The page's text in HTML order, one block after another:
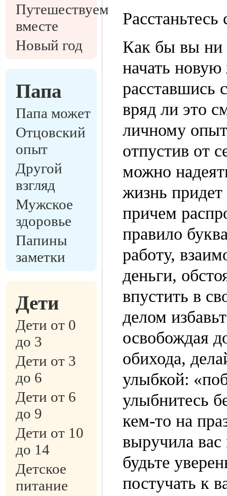
Путешествуем
вместе
Новый год
Папа
Папа может
Отцовский
опыт
Другой
взгляд
Мужское
здоровье
Папины
заметки
Дети
Дети от 0
до 3
Дети от 3
до 6
Дети от 6
до 9
Дети от 10
до 14
Детское
питание
Как бы вы ни
начать
вряд ли это
личному
отпустив от
можно
жизнь придет
причем
правило
работу,
деньги,
впустить в
делом
освобождая
обихода,
улыбкой:
улыбнитесь
кем-то на
выручила
будьте
постучать к